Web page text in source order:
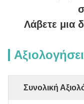
Λάβετε μια
Συνολική